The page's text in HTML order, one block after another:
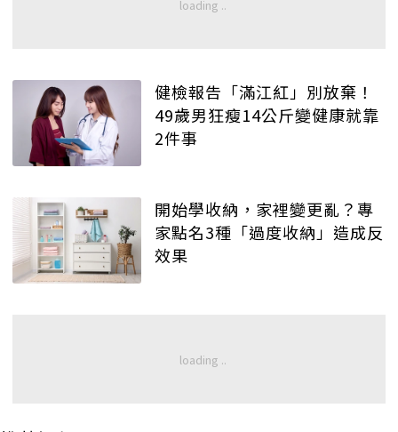
健檢報告「滿江紅」別放棄！
49歲男狂瘦14公斤變健康就靠
2件事
開始學收納，家裡變更亂？專
家點名3種「過度收納」造成反
效果